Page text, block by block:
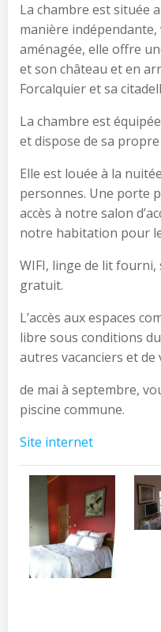
La chambre est située
manière
aménagée, elle offre
et son château et en
Forcalquier et sa
La chambre est
et dispose de sa
Elle est louée à la
personnes. Une porte
accès à notre salon
notre habitation pour
WIFI, linge de lit
gratuit.
L’accès aux espaces
libre sous conditions
autres vacanciers et de
de mai à septembre,
piscine commune.
Site internet